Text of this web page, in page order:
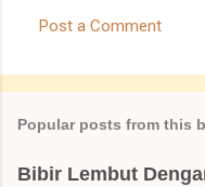
Post a Comment
Popular posts from this
Bibir Lembut